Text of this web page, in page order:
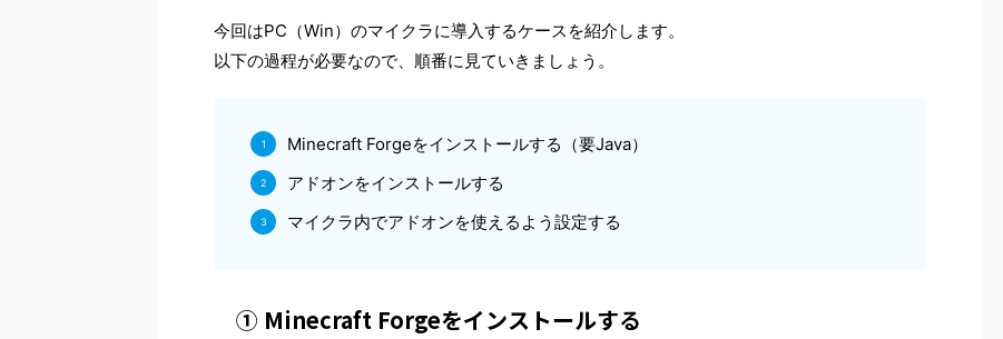
今回はPC（Win）のマイクラに導入するケースを紹介します。
以下の過程が必要なので、順番に見ていきましょう。
Minecraft Forgeをインストールする（要Java）
アドオンをインストールする
マイクラ内でアドオンを使えるよう設定する
① Minecraft Forgeをインストールする